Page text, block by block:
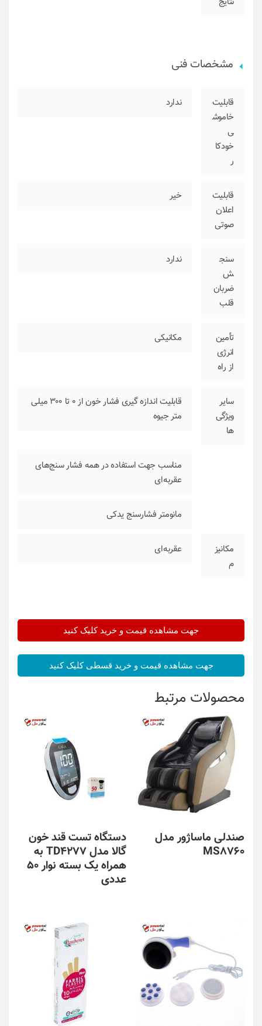
مشخصات فنی
قابلیت
خاموش
ی
خودکا
ر
ندارد
قابلیت
اعلان
صوتی
خیر
سنج
ش
ضربان
قلب
ندارد
تأمین
انرژی
از راه
مکانیکی
سایر
ویژگی
ها
قابلیت اندازه گیری فشار خون از ۰ تا ۳۰۰ میلی
متر جیوه
مناسب جهت استفاده در همه فشار سنج‌های
عقربه‌ای
مانومتر فشارسنج یدکی
مکانیز
م
عقربه‌ای
جهت مشاهده قیمت و خرید کلیک کنید
جهت مشاهده قیمت و خرید قسطی کلیک کنید
محصولات مرتبط
صندلی ماساژور مدل
MS8760
دستگاه تست قند خون
گالا مدل TD4277 به
همراه یک بسته نوار 50
عددی